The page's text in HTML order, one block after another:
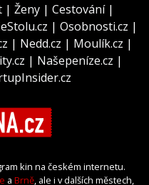
| Ženy | Cestování|
| Osobnosti.cz |
| Nedd.cz | Moulík.cz |
| Našepeníze.cz |
kin na českém internetu.
a Brně, ale i v dalších městech,